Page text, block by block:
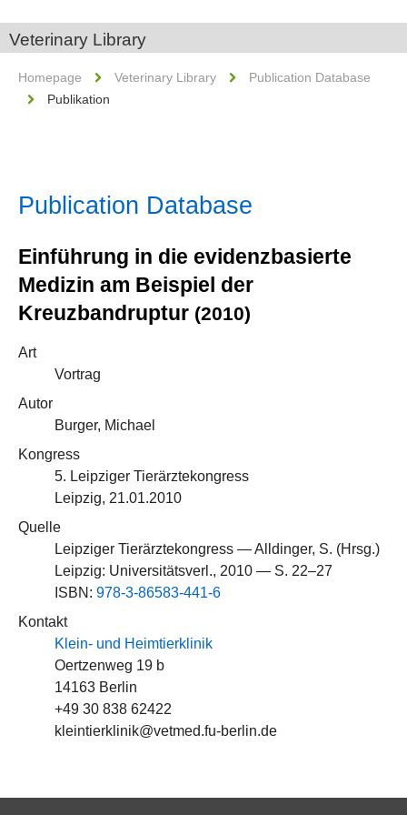
Veterinary Library
Homepage Veterinary Library
Publication Database
Publikation
Publication Database
Einführung in die evidenzbasierte
Medizin am Beispiel der
Kreuzbandruptur (2010)
Art
Vortrag
Autor
Burger, Michael
Kongress
5. Leipziger Tierärztekongress
Leipzig, 21.01.2010
Quelle
Leipziger Tierärztekongress — Alldinger, S. (Hrsg.)
Leipzig: Universitätsverl., 2010 — S. 22–27
ISBN: 978-3-86583-441-6
Kontakt
Klein- und Heimtierklinik
Oertzenweg 19 b
14163 Berlin
+49 30 838 62422
kleintierklinik@vetmed.fu-berlin.de